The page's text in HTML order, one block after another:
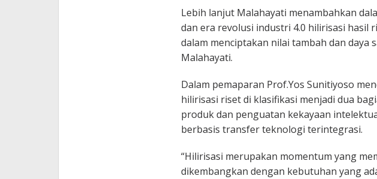
Lebih lanjut Malahayati menambahkan
dan era revolusi industri 4.0 hilirisasi hasil
dalam menciptakan nilai tambah dan daya
Malahayati.
Dalam pemaparan Prof.Yos Sunitiyoso
hilirisasi riset di klasifikasi menjadi dua
produk dan penguatan kekayaan
berbasis transfer teknologi terintegrasi.
“Hilirisasi merupakan momentum yang
dikembangkan dengan kebutuhan yang